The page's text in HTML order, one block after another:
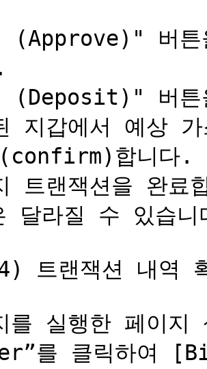
버튼
버튼
지갑에서 예상
합니다.
트랜잭션을 완료
달라질 수 있습
트랜잭션 내역
를 실행한 페이지
를 클릭하여